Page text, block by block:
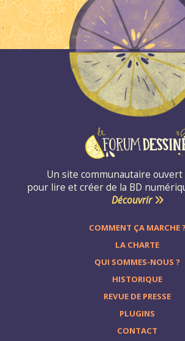
Un site communautaire ouvert
pour lire et créer de la BD
Découvrir
COMMENT ÇA MARCHE ?
LA CHARTE
QUI SOMMES-NOUS ?
HISTORIQUE
REVUE DE PRESSE
PLUGINS
CONTACT